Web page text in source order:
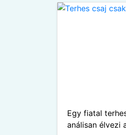
Egy fiatal
análisan élvezi